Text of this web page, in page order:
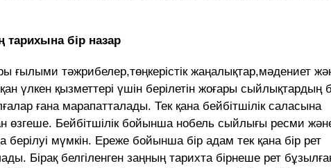
бір назар
ғылыми тәжрибелер,төңкерістік жаңалықтар,мәдениет
үлкен қызметтері үшін берілетін жоғары сыйлықтардың
ғана марапатталады. Тек қана бейбітшілік саласына
өзгеше. Бейбітшілік бойынша нобель сыйлығы ресми
берілуі мүмкін. Ереже бойынша бір адам тек қана бір рет
Бірақ белгіленген заңның тарихта бірнеше рет